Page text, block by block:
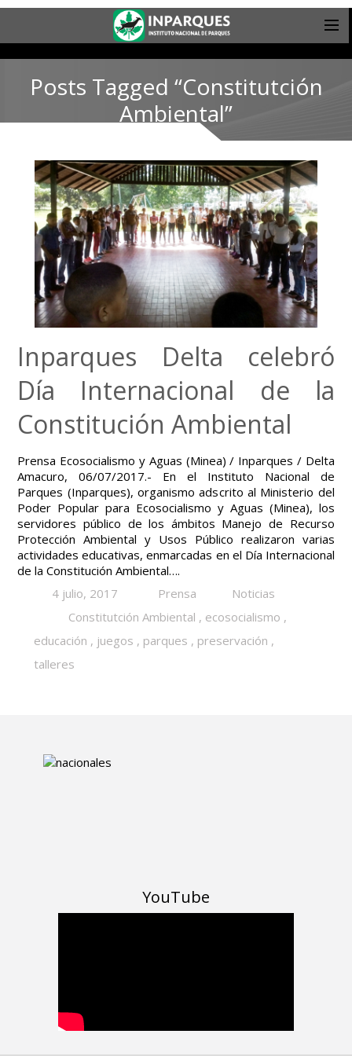
Posts Tagged “Constitutción
Ambiental”
Inparques Delta celebró
Día Internacional de la
Constitución Ambiental
Prensa Ecosocialismo y Aguas (Minea) / Inparques / Delta
Amacuro, 06/07/2017.- En el Instituto Nacional de
Parques (Inparques), organismo adscrito al Ministerio del
Poder Popular para Ecosocialismo y Aguas (Minea), los
servidores público de los ámbitos Manejo de Recurso
Protección Ambiental y Usos Público realizaron varias
actividades educativas, enmarcadas en el Día Internacional
de la Constitución Ambiental….
4 julio, 2017
Prensa
Noticias
Constitutción Ambiental , ecosocialismo ,
educación , juegos , parques , preservación ,
talleres
YouTube